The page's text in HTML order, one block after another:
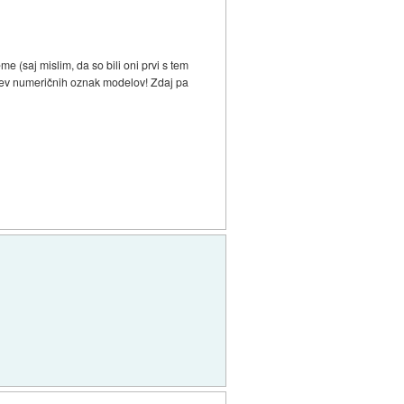
(saj mislim, da so bili oni prvi s tem
numeričnih oznak modelov! Zdaj pa